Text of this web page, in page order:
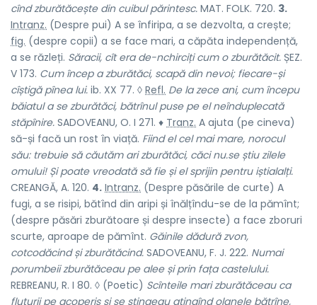
cînd zburătăcește din cuibul părintesc. MAT. FOLK. 720. 3.
Intranz. (Despre pui) A se înfiripa, a se dezvolta, a crește;
fig. (despre copii) a se face mari, a căpăta independență,
a se răzleți. Săracii, cît era de-nchirciți cum o zburătăcit. ȘEZ.
V 173. Cum încep a zburătăci, scapă din nevoi; fiecare-și
cîștigă pînea lui. ib. XX 77. ◊ Refl. De la zece ani, cum începu
băiatul a se zburătăci, bătrînul puse pe el neînduplecată
stăpînire. SADOVEANU, O. I 271. ♦ Tranz. A ajuta (pe cineva)
să-și facă un rost în viață. Fiind el cel mai mare, norocul
său: trebuie să căutăm ari zburătăci, căci nu.se știu zilele
omului! Și poate vreodată să fie și el sprijin pentru iștialalți.
CREANGĂ, A. 120. 4. Intranz. (Despre păsările de curte) A
fugi, a se risipi, bătînd din aripi și înălțîndu-se de la pămînt;
(despre păsări zburătoare și despre insecte) a face zboruri
scurte, aproape de pămînt. Găinile dădură zvon,
cotcodăcind și zburătăcind. SADOVEANU, F. J. 222. Numai
porumbeii zburătăceau pe alee și prin fața castelului.
REBREANU, R. I 80. ◊ (Poetic) Scînteile mari zburătăceau ca
fluturii pe acoperiș și se stingeau atingînd olanele bătrîne,